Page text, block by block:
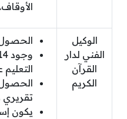
الأوقاف.
الوكيل
الفني لدار
القرآن
الكريم
التعليم
تقريري
يكون